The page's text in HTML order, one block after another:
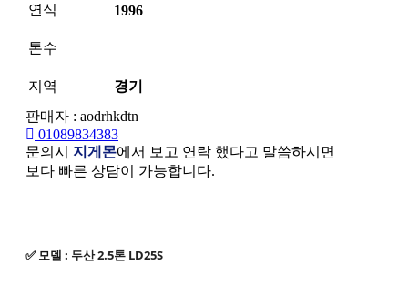
연식 1996
톤수
지역
경기
판매자 : aodrhkdtn
01089834383
문의시 지게몬에서 보고 연락 했다고 말씀하시면
보다 빠른 상담이 가능합니다.
✅ 모델 : 두산 2.5톤 LD25S